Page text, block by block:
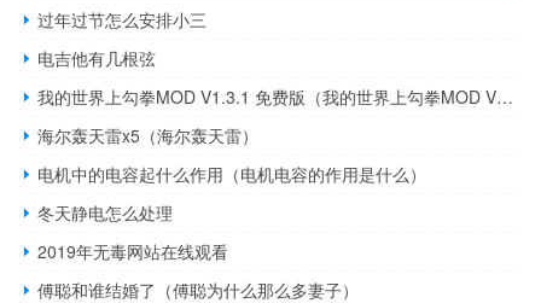
过年过节怎么安排小三
电吉他有几根弦
我的世界上勾拳MOD V1.3.1 免费版（我的世界上勾拳MOD V1.3.1 免费版功能简介）
海尔轰天雷x5（海尔轰天雷）
电机中的电容起什么作用（电机电容的作用是什么）
冬天静电怎么处理
2019年无毒网站在线观看
傅聪和谁结婚了（傅聪为什么那么多妻子）